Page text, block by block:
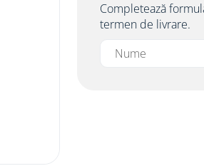
Completează
termen de livrare.